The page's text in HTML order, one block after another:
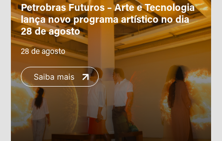
Petrobras Futuros – Arte e Tecnologia
lança novo programa artístico no dia
28 de agosto
28 de agosto
Saiba mais